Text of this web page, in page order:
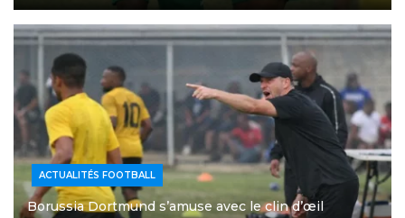
ACTUALITÉS FOOTBALL
Borussia Dortmund s’amuse avec le clin d’œil